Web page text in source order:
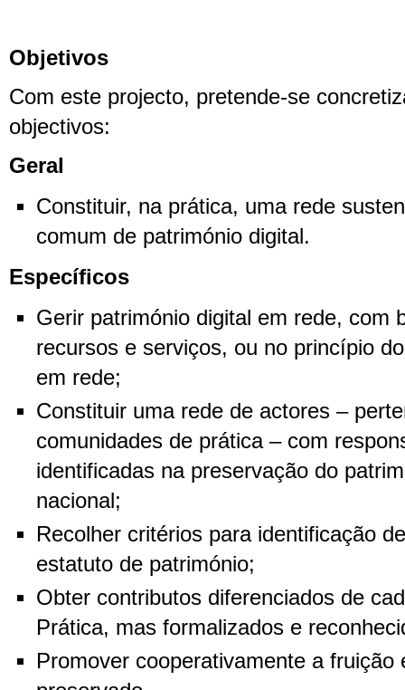
Objetivos
Com este projecto, pretende-se
objectivos:
Geral
Constituir, na prática, uma rede
comum de património digital.
Específicos
Gerir património digital em rede, com
recursos e serviços, ou no princípio
em rede;
Constituir uma rede de actores –
comunidades de prática – com
identificadas na preservação do
nacional;
Recolher critérios para identificação
estatuto de património;
Obter contributos diferenciados de
Prática, mas formalizados e
Promover cooperativamente a fruição